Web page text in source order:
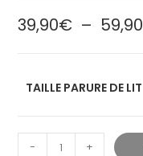
39,90€ – 59,90
TAILLE PARURE DE LIT
- +